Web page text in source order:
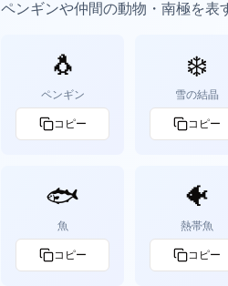
ペンギンや仲間の動物・南極を表
🐧
ペンギン
コピー
❄️
雪の結晶
コピー
🐟
魚
コピー
🐠
熱帯魚
コピー